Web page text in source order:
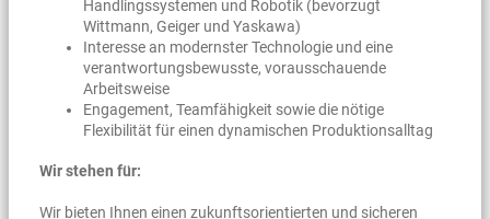
Handlingssystemen und Robotik (bevorzugt
Wittmann, Geiger und Yaskawa)
Interesse an modernster Technologie und eine
verantwortungsbewusste, vorausschauende
Arbeitsweise
Engagement, Teamfähigkeit sowie die nötige
Flexibilität für einen dynamischen Produktionsalltag
Wir stehen für:
Wir bieten Ihnen einen zukunftsorientierten und sicheren